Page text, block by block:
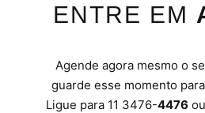
ENTRE EM
Agende agora mesmo o
guarde esse momento
Ligue para 11 3476-4476